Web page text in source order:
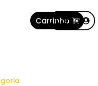
Carrinho
Conta